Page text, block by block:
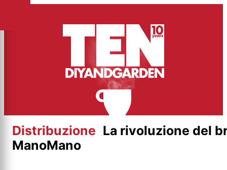
contenuto
Distribuzione La rivoluzione del
ManoMano